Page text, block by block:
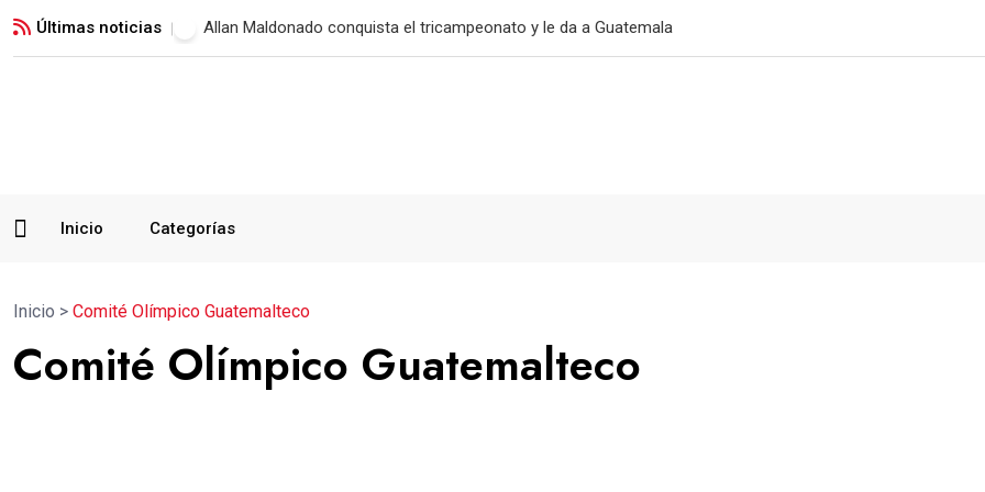
Últimas noticias Municipal vence a Verdes FC y suma su primer triunfo
Inicio Categorías
Inicio > Comité Olímpico Guatemalteco
Comité Olímpico Guatemalteco